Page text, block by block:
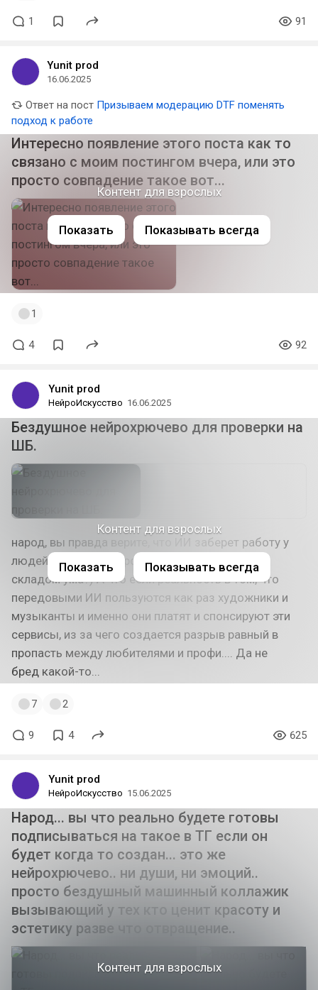
1 91
Yunit prod
16.06.2025
Ответ на пост Призываем модерацию DTF поменять
подход к работе
Интересно появление этого поста как то
связано с моим поcтингом вчера, или это
просто совпадение такое вот...
Контент для взрослых
Показать Показывать всегда
1
4 92
Yunit prod
НейроИскусство 16.06.2025
Бездушное нейрохрючево для проверки на
ШБ.
народ, вы правда верите, что ИИ заберет работу у
людей творческих профессий и с творческим
складом ума?) А что если реальность в том, что
передовыми ИИ пользуются как раз художники и
музыканты и именно они платят и спонсируют эти
сервисы, из за чего создается разрыв равный в
пропасть между любителями и профи.... Да не
бред какой-то...
Контент для взрослых
Показать Показывать всегда
7 2
9 4 625
Yunit prod
НейроИскусство 15.06.2025
Народ... вы что реально будете готовы
подписываться на такое в ТГ если он
будет когда то создан... это же
нейрохрючево.. ни души, ни эмоций..
просто бездушный машинный коллажик
вызывающий у тех кто ценит красоту и
эстетику разве что отвращение..
Контент для взрослых